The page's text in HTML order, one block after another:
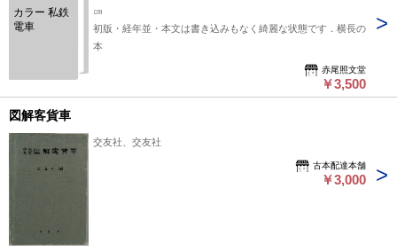
カラー 私鉄
電車
㎝
初版・経年並・本文は書き込みもなく綺麗な状態です．横長の
本
赤尾照文堂
￥3,500
図解客貨車
交友社、交友社
古本配達本舗
￥3,000